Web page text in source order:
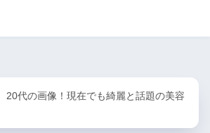
20代の画像！現在でも綺麗と話題の美容